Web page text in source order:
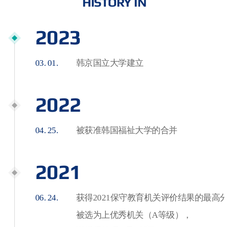
2023
03. 01. 韩京国立大学建立
2022
04. 25. 被获准韩国福祉大学的合并
2021
06. 24.
获得2021保守教育机关评价结果的最高
被选为上优秀机关（A等级），